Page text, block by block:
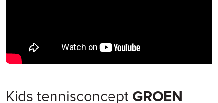
Kids tennisconcept GROEN